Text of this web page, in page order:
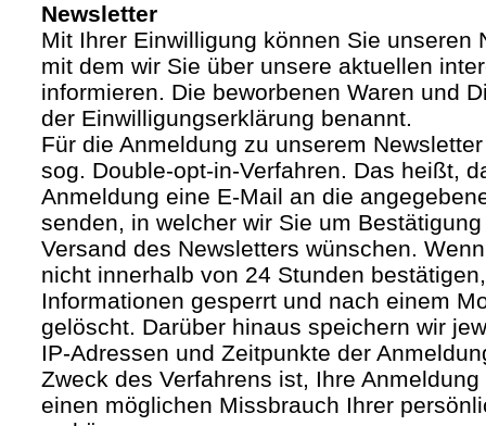
Newsletter
Mit Ihrer Einwilligung können Sie unseren
mit dem wir Sie über unsere aktuellen
informieren. Die beworbenen Waren und
der Einwilligungserklärung benannt.
Für die Anmeldung zu unserem
sog. Double-opt-in-Verfahren. Das heißt,
Anmeldung eine E-Mail an die
senden, in welcher wir Sie um
Versand des Newsletters wünschen.
nicht innerhalb von 24 Stunden
Informationen gesperrt und nach einem
gelöscht. Darüber hinaus speichern wir
IP-Adressen und Zeitpunkte der
Zweck des Verfahrens ist, Ihre
einen möglichen Missbrauch Ihrer